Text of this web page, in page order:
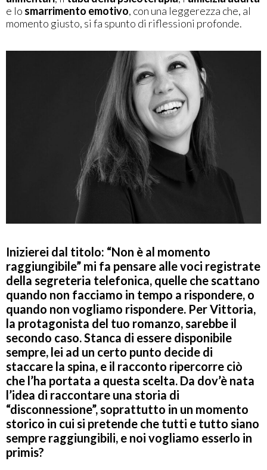
e lo smarrimento emotivo, con una leggerezza che, al
momento giusto, si fa spunto di riflessioni profonde.
Inizierei dal titolo: “Non è al momento
raggiungibile” mi fa pensare alle voci registrate
della segreteria telefonica, quelle che scattano
quando non facciamo in tempo a rispondere, o
quando non vogliamo rispondere. Per Vittoria,
la protagonista del tuo romanzo, sarebbe il
secondo caso. Stanca di essere disponibile
sempre, lei ad un certo punto decide di
staccare la spina, e il racconto ripercorre ciò
che l’ha portata a questa scelta. Da dov’è nata
l’idea di raccontare una storia di
“disconnessione”, soprattutto in un momento
storico in cui si pretende che tutti e tutto siano
sempre raggiungibili, e noi vogliamo esserlo in
primis?